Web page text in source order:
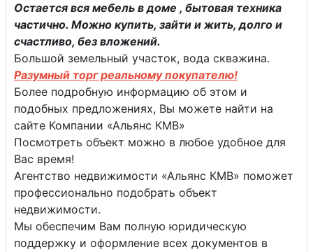
Остается вся мебель в доме , бытовая техника
частично. Можно купить, зайти и жить, долго и
счастливо, без вложений.
Большой земельный участок, вода скважина.
Разумный торг реальному покупателю!
Более подробную информацию об этом и
подобных предложениях, Вы можете найти на
сайте Компании «Альянс КМВ»
Посмотреть объект можно в любое удобное для
Вас время!
Агентство недвижимости «Альянс КМВ» поможет
профессионально подобрать объект
недвижимости.
Мы обеспечим Вам полную юридическую
поддержку и оформление всех документов в